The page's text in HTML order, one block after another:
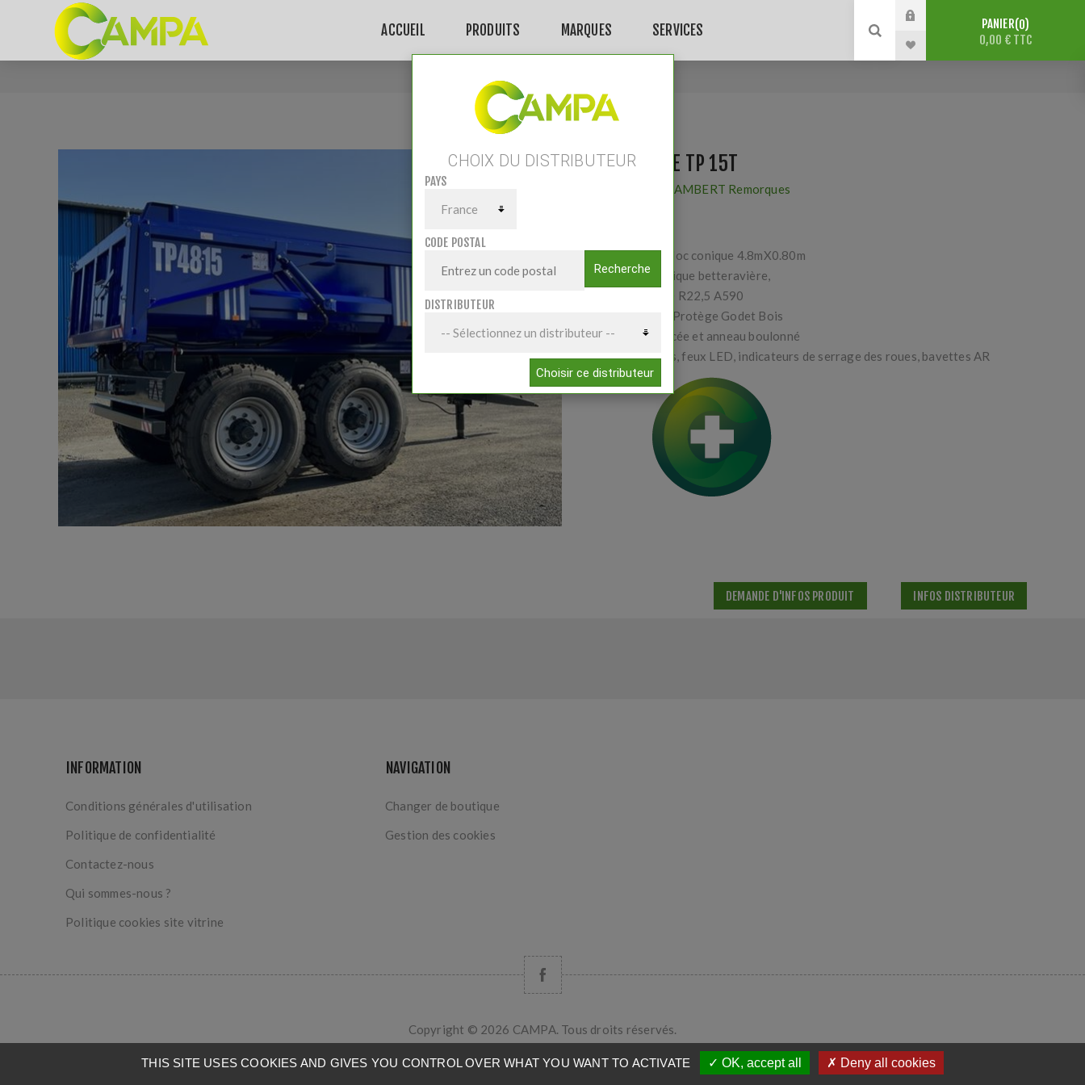
ACCUEIL PRODUITS MARQUES SERVICES PANIER 0
0,00 € TTC
REMORQUE TP 15T
LAMBERT Remorques
Caisse monobloc conique 4.8mX0.80m
Porte hydraulique betteravière,
Roues 560/60 R22,5 A590
Fond Hardox, Protège Godet Bois
Flèche renforcée et anneau boulonné
Coffre à outils, feux LED, indicateurs de serrage des roues, bavettes AR
DEMANDE D'INFOS PRODUIT INFOS DISTRIBUTEUR
INFORMATION
Conditions générales d'utilisation
Politique de confidentialité
Contactez-nous
Qui sommes-nous ?
Politique cookies site vitrine
NAVIGATION
Changer de boutique
Gestion des cookies
Copyright © 2026 CAMPA. Tous droits réservés.
CHOIX DU DISTRIBUTEUR
PAYS
CODE POSTAL
Recherche
DISTRIBUTEUR
Choisir ce distributeur
THIS SITE USES COOKIES AND GIVES YOU CONTROL OVER WHAT YOU WANT TO ACTIVATE ✓ OK, accept all ✗ Deny all cookies